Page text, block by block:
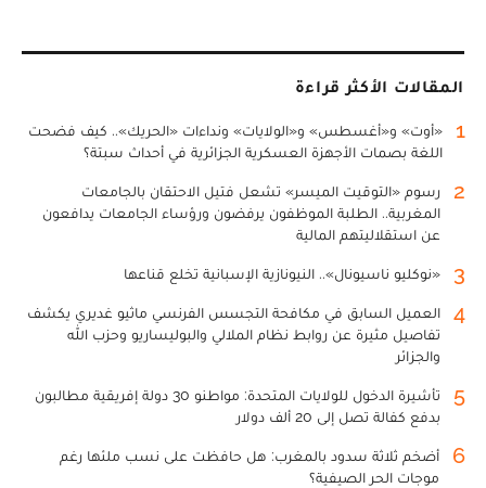
المقالات الأكثر قراءة
1
«أوت» و«أغسطس» و«الولايات» ونداءات «الحريك».. كيف فضحت
اللغة بصمات الأجهزة العسكرية الجزائرية في أحداث سبتة؟
2
رسوم «التوقيت الميسر» تشعل فتيل الاحتقان بالجامعات
المغربية.. الطلبة الموظفون يرفضون ورؤساء الجامعات يدافعون
عن استقلاليتهم المالية
3 «نوكليو ناسيونال».. النيونازية الإسبانية تخلع قناعها
4
العميل السابق في مكافحة التجسس الفرنسي ماثيو غديري يكشف
تفاصيل مثيرة عن روابط نظام الملالي والبوليساريو وحزب الله
والجزائر
5
تأشيرة الدخول للولايات المتحدة: مواطنو 30 دولة إفريقية مطالبون
بدفع كفالة تصل إلى 20 ألف دولار
6
أضخم ثلاثة سدود بالمغرب: هل حافظت على نسب ملئها رغم
موجات الحر الصيفية؟